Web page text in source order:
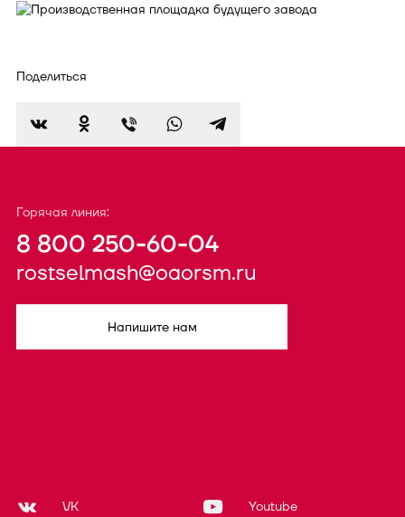
Поделиться
Горячая линия:
8 800 250-60-04
rostselmash@oaorsm.ru
Напишите нам
VK Youtube